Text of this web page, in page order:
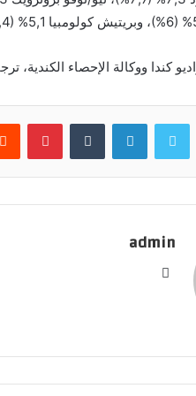
كندا ووكالة الإحصاء الكندية،
تويتر لينكدإن
admin